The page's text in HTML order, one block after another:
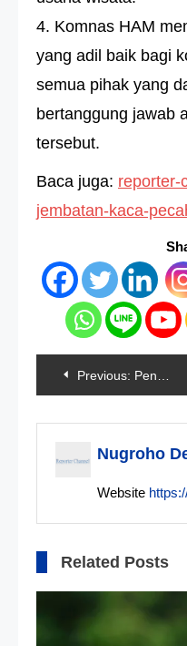
4. Komnas HAM
yang adil baik bagi
semua pihak yang
bertanggung jawab
tersebut.
Baca juga: reporter-
jembatan-kaca-
Navigasi
pos
Previous: Pengemudi Fortuner Yang Menabrak Wanita Di Pesanggrahan Ditetapkan Sebagai Tersangka
Nugroho
Website
Related Posts